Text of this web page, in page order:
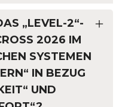
„LEVEL-2“-
2026 IM
SYSTEMEN
IN BEZUG
UND